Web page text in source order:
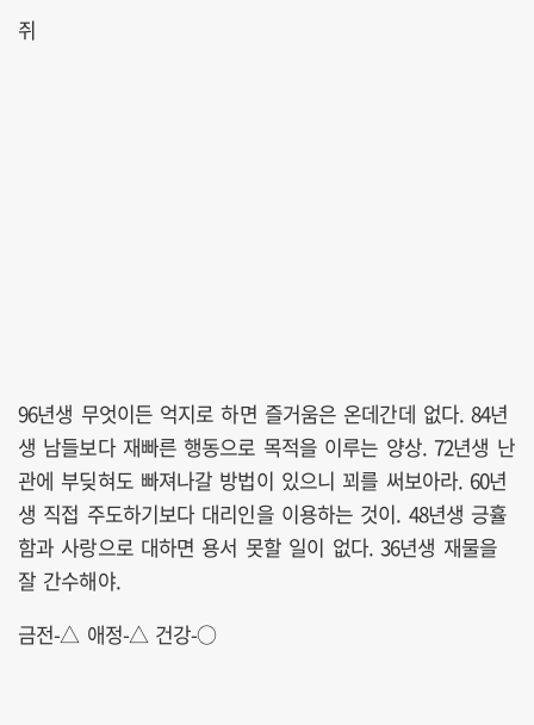
쥐
96년생 무엇이든 억지로 하면 즐거움은 온데간데 없다. 84년
생 남들보다 재빠른 행동으로 목적을 이루는 양상. 72년생 난
관에 부딪혀도 빠져나갈 방법이 있으니 꾀를 써보아라. 60년
생 직접 주도하기보다 대리인을 이용하는 것이. 48년생 긍휼
함과 사랑으로 대하면 용서 못할 일이 없다. 36년생 재물을
잘 간수해야.
금전-△ 애정-△ 건강-○